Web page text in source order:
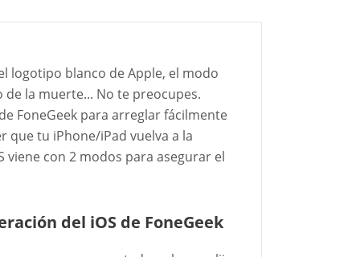
logotipo blanco de Apple, el modo
la muerte... No te preocupes.
FoneGeek para arreglar fácilmente
que tu iPhone/iPad vuelva a la
con 2 modos para asegurar el
del iOS de FoneGeek